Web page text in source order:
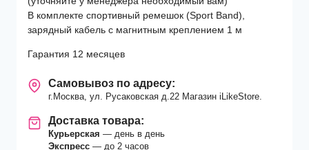
В комплекте спортивный ремешок (Sport Band),
зарядный кабель с магнитным креплением 1 м
Гарантия 12 месяцев
Самовывоз по адресу:
г.Москва, ул. Русаковская д.22 Магазин iLikeStore.
Доставка товара:
Курьерская — день в день
Экспресс — до 2 часов